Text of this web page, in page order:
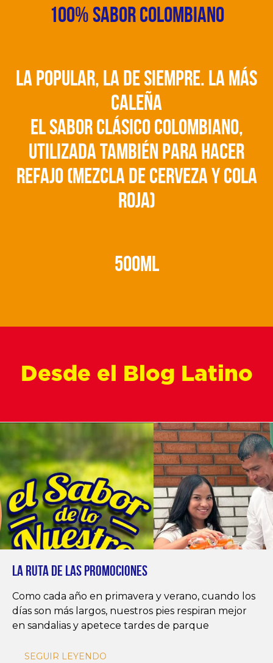
100% SABOR Colombiano
La Popular, la de siempre. La más
caleña
El sabor clásico colombiano,
utilizada también para hacer
refajo (mezcla de cerveza y cola
roja)
500ML
Desde el Blog Latino
LA RUTA DE LAS PROMOCIONES
Como cada año en primavera y verano, cuando los
días son más largos, nuestros pies respiran mejor
en sandalias y apetece tardes de parque
SEGUIR LEYENDO